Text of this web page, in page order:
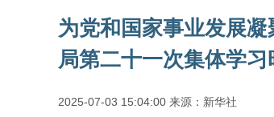
为党和国家事业发展
局第二十一次集体学
2025-07-03 15:04:00 来源：新华社